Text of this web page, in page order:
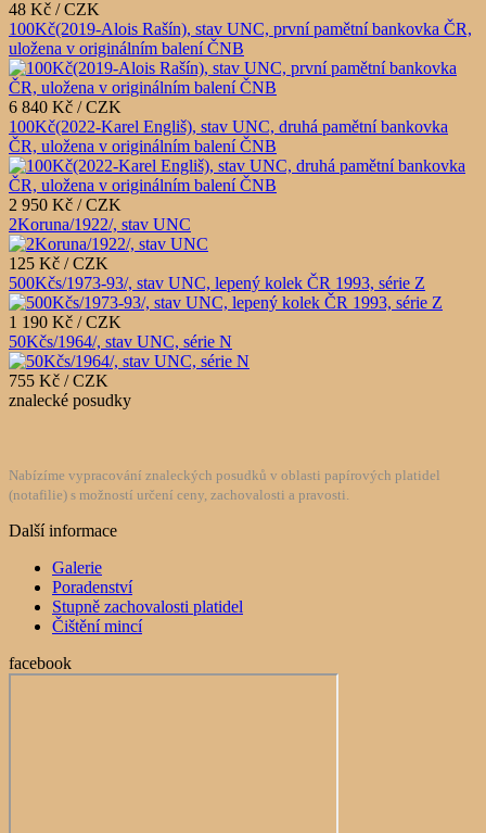
48 Kč / CZK
100Kč(2019-Alois Rašín), stav UNC, první pamětní bankovka ČR,
uložena v originálním balení ČNB
6 840 Kč / CZK
100Kč(2022-Karel Engliš), stav UNC, druhá pamětní bankovka
ČR, uložena v originálním balení ČNB
2 950 Kč / CZK
2Koruna/1922/, stav UNC
125 Kč / CZK
500Kčs/1973-93/, stav UNC, lepený kolek ČR 1993, série Z
1 190 Kč / CZK
50Kčs/1964/, stav UNC, série N
755 Kč / CZK
znalecké posudky
Nabízíme vypracování znaleckých posudků v oblasti papírových platidel
(notafilie) s možností určení ceny, zachovalosti a pravosti.
Další informace
Galerie
Poradenství
Stupně zachovalosti platidel
Čištění mincí
facebook